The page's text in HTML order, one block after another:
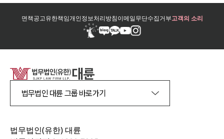
면책공고유한책임개인정보처리방침이메일무단수집거부고객의 소리
법무법인 대륜 그룹 바로가기
법무법인(유한) 대륜